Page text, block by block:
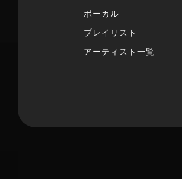
ボーカル
プレイリスト
アーティスト一覧